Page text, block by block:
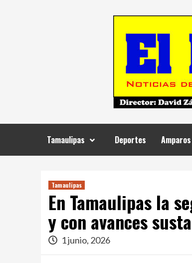
Tamaulipas Deportes Amparos
Tamaulipas
En Tamaulipas la
y con avances
1 junio, 2026